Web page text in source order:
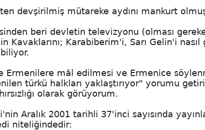
devşirilmiş mütareke aydını mankurt
beri devletin televizyonu (olması
Kavaklarını; Karabiberim'i, Sarı Gelin'i nasıl
Ermenilere mâl edilmesi ve Ermenice
türkü halkları yaklaştırıyor" yorumu
olarak görüyorum.
Aralık 2001 tarihli 37'inci sayısında
niteliğindedir: